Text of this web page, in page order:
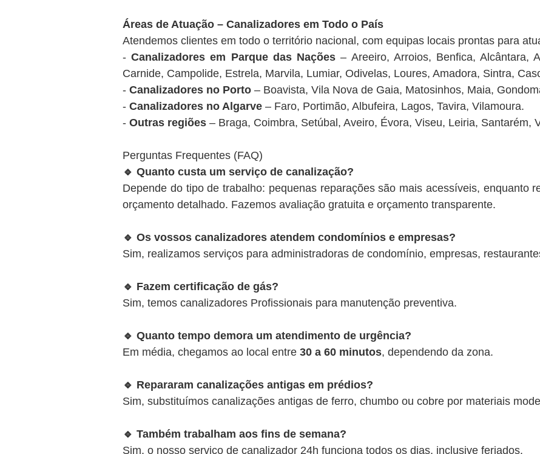
Áreas de Atuação – Canalizadores em Todo o País
Atendemos clientes em todo o território nacional, com equipas locais prontas para
-Canalizadores em Parque das Nações – Areeiro, Arroios, Benfica, Alcântara,
Carnide, Campolide, Estrela, Marvila, Lumiar, Odivelas, Loures, Amadora, Sintra,
- Canalizadores no Porto – Boavista, Vila Nova de Gaia, Matosinhos, Maia,
- Canalizadores no Algarve – Faro, Portimão, Albufeira, Lagos, Tavira, Vilamoura.
- Outras regiões – Braga, Coimbra, Setúbal, Aveiro, Évora, Viseu, Leiria, Santarém,
Perguntas Frequentes (FAQ)
🔹 Quanto custa um serviço de canalização?
Depende do tipo de trabalho: pequenas reparações são mais acessíveis, enquanto
orçamento detalhado. Fazemos avaliação gratuita e orçamento transparente.
🔹 Os vossos canalizadores atendem condomínios e empresas?
Sim, realizamos serviços para administradoras de condomínio, empresas,
🔹 Fazem certificação de gás?
Sim, temos canalizadores Profissionais para manutenção preventiva.
🔹 Quanto tempo demora um atendimento de urgência?
Em média, chegamos ao local entre 30 a 60 minutos, dependendo da zona.
🔹 Repararam canalizações antigas em prédios?
Sim, substituímos canalizações antigas de ferro, chumbo ou cobre por materiais
🔹 Também trabalham aos fins de semana?
Sim, o nosso serviço de canalizador 24h funciona todos os dias, inclusive feriados.